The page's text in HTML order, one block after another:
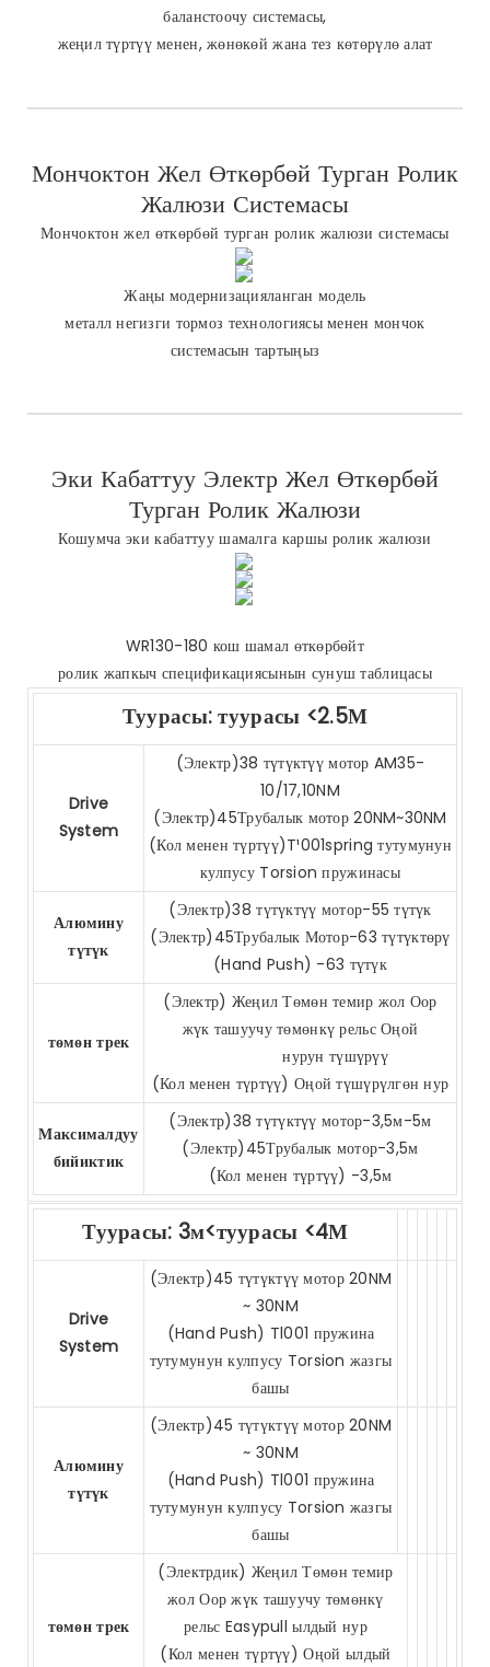
баланстоочу системасы,
жеңил түртүү менен, жөнөкөй жана тез көтөрүлө алат
Мончоктон Жел Өткөрбөй Турган Ролик
Жалюзи Системасы
Мончоктон жел өткөрбөй турган ролик жалюзи системасы
Жаңы модернизацияланган модель
металл негизги тормоз технологиясы менен мончок
системасын тартыңыз
Эки Кабаттуу Электр Жел Өткөрбөй
Турган Ролик Жалюзи
Кошумча эки кабаттуу шамалга каршы ролик жалюзи
WR130-180 кош шамал өткөрбөйт
ролик жапкыч спецификациясынын сунуш таблицасы
Туурасы: туурасы <2.5М
Drive
System
(Электр)38 түтүктүү мотор AM35-
10/17,10NM
(Электр)45Трубалык мотор 20NM~30NM
(Кол менен түртүү)T¹001spring тутумунун
кулпусу Torsion пружинасы
Алюмину
түтүк
(Электр)38 түтүктүү мотор-55 түтүк
(Электр)45Трубалык Мотор-63 түтүктөрү
(Hand Push) -63 түтүк
төмөн трек
(Электр) Жеңил Төмөн темир жол Оор
жүк ташуучу төмөнкү рельс Оңой
нурун түшүрүү
(Кол менен түртүү) Оңой түшүрүлгөн нур
Максималдуу
бийиктик
(Электр)38 түтүктүү мотор-3,5м-5м
(Электр)45Трубалык мотор-3,5м
(Кол менен түртүү) -3,5м
Туурасы: 3м<туурасы <4М
Drive
System
(Электр)45 түтүктүү мотор 20NM
~ 30NM
(Hand Push) Tl001 пружина
тутумунун кулпусу Torsion жазгы
башы
Алюмину
түтүк
(Электр)45 түтүктүү мотор 20NM
~ 30NM
(Hand Push) Tl001 пружина
тутумунун кулпусу Torsion жазгы
башы
төмөн трек
(Электрдик) Жеңил Төмөн темир
жол Оор жүк ташуучу төмөнкү
рельс Easypull ылдый нур
(Кол менен түртүү) Оңой ылдый